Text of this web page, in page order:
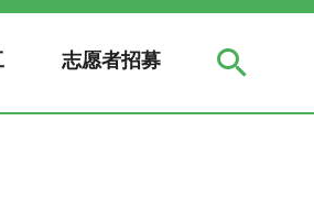
志愿者招募